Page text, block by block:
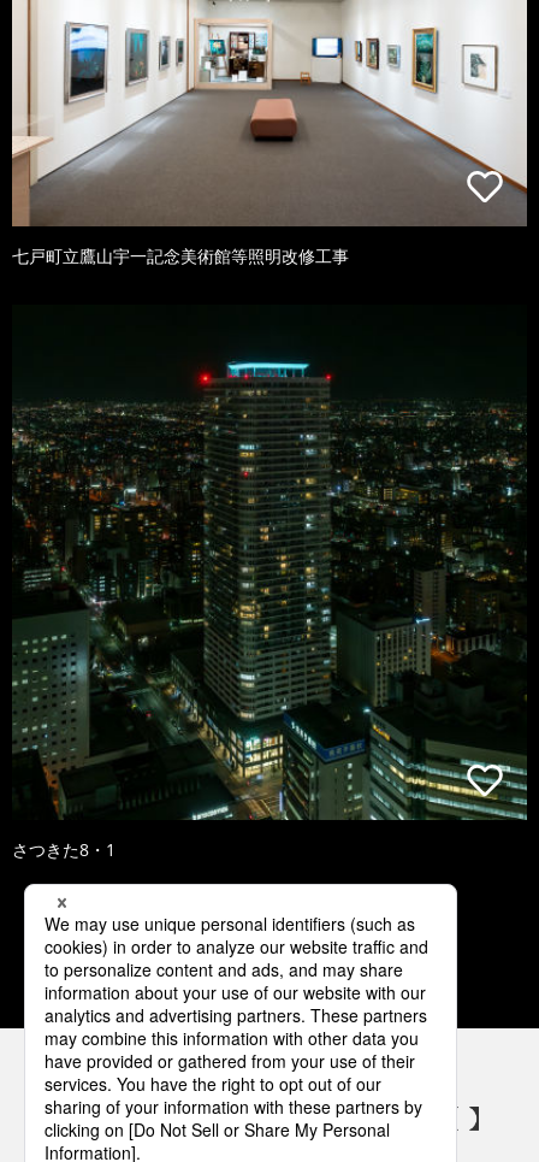
七戸町立鷹山宇一記念美術館等照明改修工事
さつきた8・1
1 2 3 4 5
パナソニックの電気設備 SNSアカウント